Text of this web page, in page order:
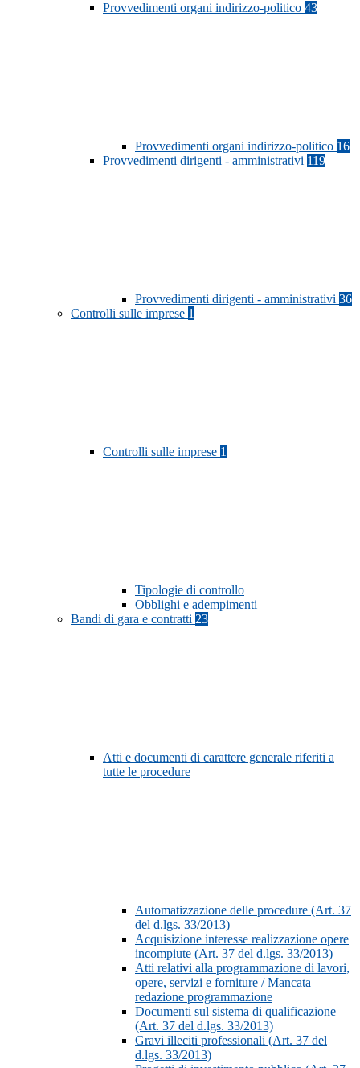
Provvedimenti organi indirizzo-politico 43
Provvedimenti organi indirizzo-politico 16
Provvedimenti dirigenti - amministrativi 119
Provvedimenti dirigenti - amministrativi 36
Controlli sulle imprese 1
Controlli sulle imprese 1
Tipologie di controllo
Obblighi e adempimenti
Bandi di gara e contratti 23
Atti e documenti di carattere generale riferiti a
tutte le procedure
Automatizzazione delle procedure (Art. 37
del d.lgs. 33/2013)
Acquisizione interesse realizzazione opere
incompiute (Art. 37 del d.lgs. 33/2013)
Atti relativi alla programmazione di lavori,
opere, servizi e forniture / Mancata
redazione programmazione
Documenti sul sistema di qualificazione
(Art. 37 del d.lgs. 33/2013)
Gravi illeciti professionali (Art. 37 del
d.lgs. 33/2013)